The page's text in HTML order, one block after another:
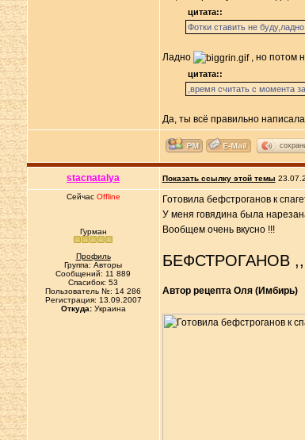
цитата::
Фотки ставить не буду,ладно
Ладно , но потом
цитата::
,время считать с момента
Да, ты всё правильно
stacnatalya Показать ссылку этой темы
Сейчас Offline
Гурман
Профиль
Группа: Авторы
Сообщений: 11 889
Спасибок: 53
Пользователь №: 14 286
Регистрация: 13.09.2007
Откуда:Украина
Готовила бефстроганов к
У меня говядина была
Вообщем очень вкусно !!!
БЕФСТРОГАНОВ
Автор рецепта Оля (Имбирь)